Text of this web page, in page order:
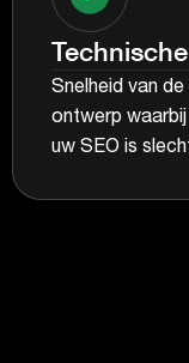
Snelheid van
ontwerp
uw SEO is